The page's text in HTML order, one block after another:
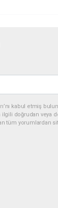
kabul etmiş
ilgili doğrudan veya
tüm yorumlardan